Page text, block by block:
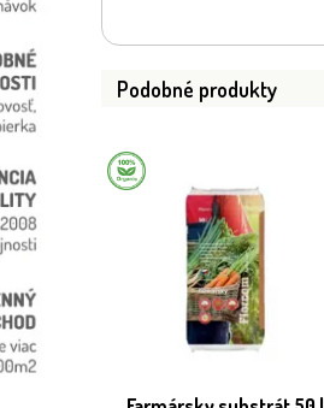
Podobné produkty